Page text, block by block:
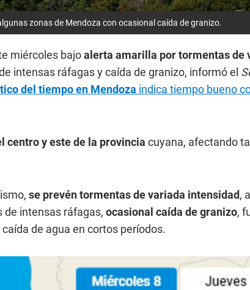
zonas de Mendoza con ocasional caída de granizo.
miércoles bajoalerta amarilla por tormentas de
intensas ráfagas y caída de granizo, informó el
del tiempo en Mendoza indica tiempo bueno
centro y este de la provincia cuyana, afectando
se prevén tormentas de variada intensidad,
de intensas ráfagas, ocasional caída de granizo,
de agua en cortos períodos.